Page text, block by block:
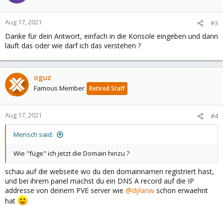
o
n
:
Aug 17, 2021 #3
Danke für dein Antwort, einfach in die Konsole eingeben und dann
läuft das oder wie darf ich das verstehen ?
oguz
Famous Member Retired Staff
Aug 17, 2021 #4
Mensch said:
Wie "füge" ich jetzt die Domain hinzu ?
schau auf die webseite wo du den domainnamen registriert hast,
und bei ihrem panel machst du ein DNS A record auf die IP
addresse von deinem PVE server wie @dylanw schon erwaehnt
hat